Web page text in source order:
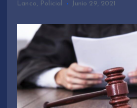
Lanco, Policial Junio 29, 2021